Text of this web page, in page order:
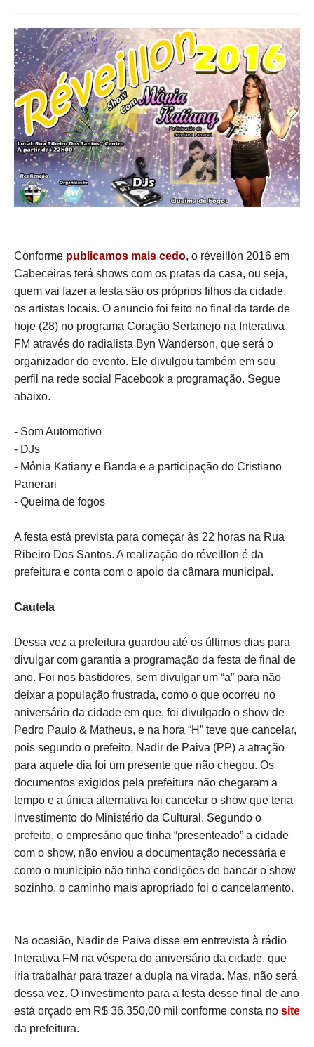
Conforme publicamos mais cedo, o réveillon 2016 em
Cabeceiras terá shows com os pratas da casa, ou seja,
quem vai fazer a festa são os próprios filhos da cidade,
os artistas locais. O anuncio foi feito no final da tarde de
hoje (28) no programa Coração Sertanejo na Interativa
FM através do radialista Byn Wanderson, que será o
organizador do evento. Ele divulgou também em seu
perfil na rede social Facebook a programação. Segue
abaixo.
- Som Automotivo
- DJs
- Mônia Katiany e Banda e a participação do Cristiano
Panerari
- Queima de fogos
A festa está prevista para começar às 22 horas na Rua
Ribeiro Dos Santos. A realização do réveillon é da
prefeitura e conta com o apoio da câmara municipal.
Cautela
Dessa vez a prefeitura guardou até os últimos dias para
divulgar com garantia a programação da festa de final de
ano. Foi nos bastidores, sem divulgar um “a” para não
deixar a população frustrada, como o que ocorreu no
aniversário da cidade em que, foi divulgado o show de
Pedro Paulo & Matheus, e na hora “H” teve que cancelar,
pois segundo o prefeito, Nadir de Paiva (PP) a atração
para aquele dia foi um presente que não chegou. Os
documentos exigidos pela prefeitura não chegaram a
tempo e a única alternativa foi cancelar o show que teria
investimento do Ministério da Cultural. Segundo o
prefeito, o empresário que tinha “presenteado” a cidade
com o show, não enviou a documentação necessária e
como o município não tinha condições de bancar o show
sozinho, o caminho mais apropriado foi o cancelamento.
Na ocasião, Nadir de Paiva disse em entrevista à rádio
Interativa FM na véspera do aniversário da cidade, que
iria trabalhar para trazer a dupla na virada. Mas, não será
dessa vez. O investimento para a festa desse final de ano
está orçado em R$ 36.350,00 mil conforme consta no site
da prefeitura.